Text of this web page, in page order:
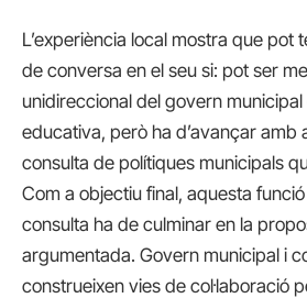
L’experiència local mostra que pot
de conversa en el seu si: pot ser
unidireccional del govern
educativa, però ha d’avançar amb
consulta de polítiques municipals
Com a objectiu final, aquesta
consulta ha de culminar en la
argumentada. Govern municipal i
construeixen vies de col·laboració